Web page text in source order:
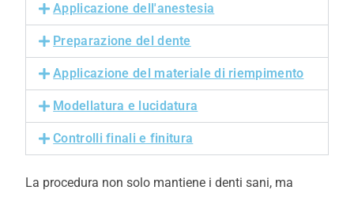
Applicazione dell'anestesia
Preparazione del dente
Applicazione del materiale di riempimento
Modellatura e lucidatura
Controlli finali e finitura
La procedura non solo mantiene i denti sani, ma